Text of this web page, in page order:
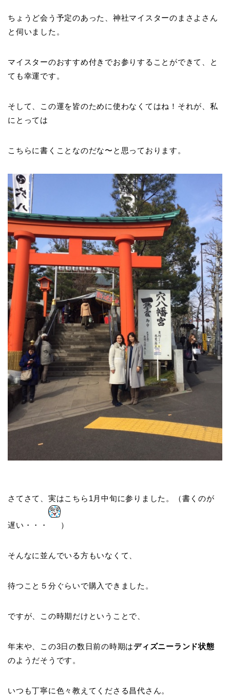
ちょうど会う予定のあった、神社マイスターのまさよさん
と伺いました。
マイスターのおすすめ付きでお参りすることができて、と
ても幸運です。
そして、この運を皆のために使わなくてはね！それが、私
にとっては
こちらに書くことなのだな〜と思っております。
さてさて、実はこちら1月中旬に参りました。（書くのが
遅い・・・ ）
そんなに並んでいる方もいなくて、
待つこと５分ぐらいで購入できました。
ですが、この時期だけということで、
年末や、この3日の数日前の時期はディズニーランド状態
のようだそうです。
いつも丁寧に色々教えてくださる昌代さん。